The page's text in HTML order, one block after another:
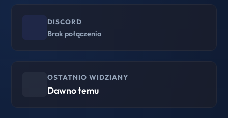
DISCORD
Brak połączenia
OSTATNIO WIDZIANY
Dawno temu